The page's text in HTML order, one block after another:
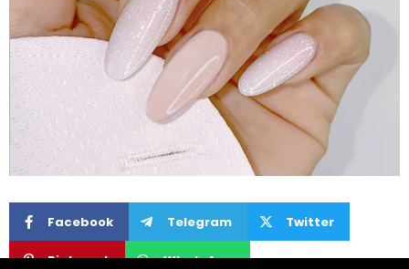
Facebook Telegram Twitter
Pinterest WhatsApp